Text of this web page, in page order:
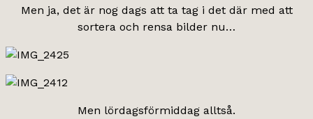
Men ja, det är nog dags att ta tag i det där med att
sortera och rensa bilder nu…
Men lördagsförmiddag alltså.